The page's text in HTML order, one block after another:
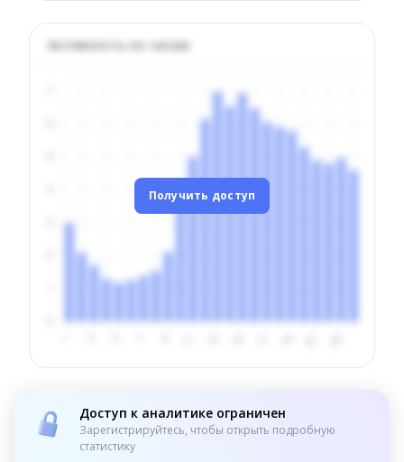
Активность по часам
Получить доступ
Доступ к аналитике ограничен
Зарегистрируйтесь, чтобы открыть подробную
статистику